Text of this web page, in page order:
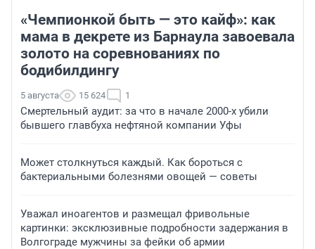
«Чемпионкой быть — это кайф»: как
мама в декрете из Барнаула завоевала
золото на соревнованиях по
бодибилдингу
5 августа 15 624 1
Смертельный аудит: за что в начале 2000-х убили
бывшего главбуха нефтяной компании Уфы
Может столкнуться каждый. Как бороться с
бактериальными болезнями овощей — советы
Уважал иноагентов и размещал фривольные
картинки: эксклюзивные подробности задержания в
Волгограде мужчины за фейки об армии